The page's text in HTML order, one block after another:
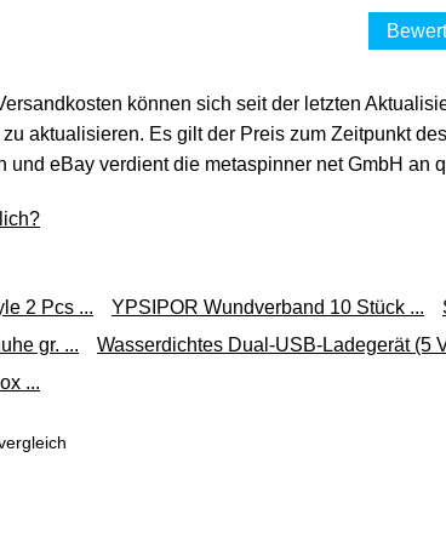
KONTAKT CHEMIE
CRC Kälte
23,87 €*
können sich seit der letzten
aktualisieren. Es gilt der Preis zum Zeitpunkt
eBay verdient die metaspinner net GmbH an
2 Pcs ... YPSIPOR Wundverband 10 Stück ...
gr. ...
Wasserdichtes Dual-USB-Ladegerät (5
...